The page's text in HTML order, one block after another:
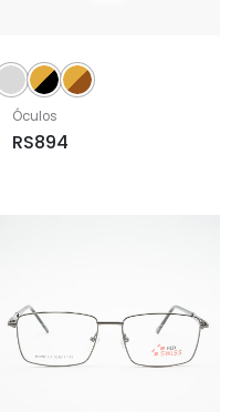
Óculos
RS894